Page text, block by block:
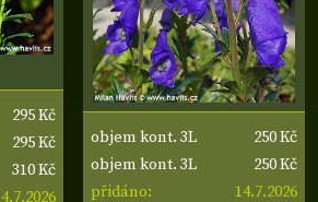
295 Kč
295 Kč
310 Kč
objem kont. 3L
250 Kč
objem kont. 3L
250 Kč
přidáno:
14.7.2026